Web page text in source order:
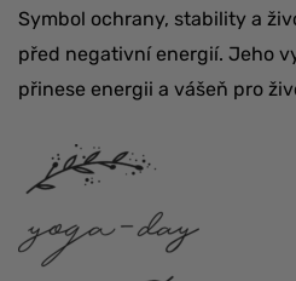
Symbol ochrany, stability a
před negativní energií. Jeho
přinese energii a vášeň pro